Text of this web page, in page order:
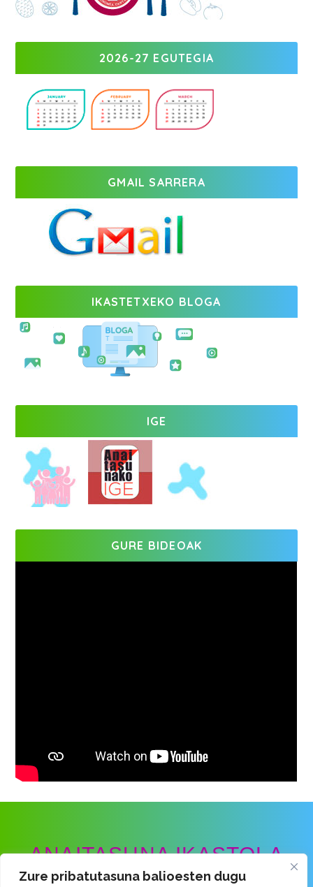
Zure pribatutasuna balioesten dugu
2026-27 EGUTEGIA
GMAIL SARRERA
IKASTETXEKO BLOGA
IGE
GURE BIDEOAK
ANAITASUNA IKASTOLA